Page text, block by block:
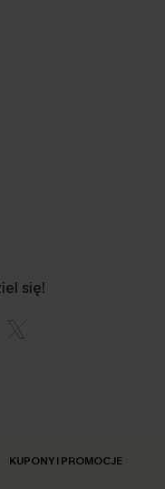
się!
KUPONY I PROMOCJE